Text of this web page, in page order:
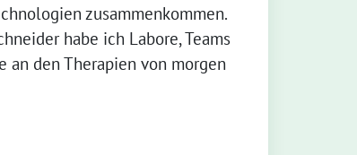
zusammenkommen.
habe ich Labore, Teams
an den Therapien von morgen